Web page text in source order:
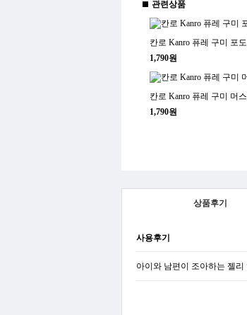
관련상품
칸로 Kanro 퓨레 구미 포
1,790원
칸로 Kanro 퓨레 구미 머
1,790원
상품후기
사용후기
아이와 남편이 조아하는 젤리